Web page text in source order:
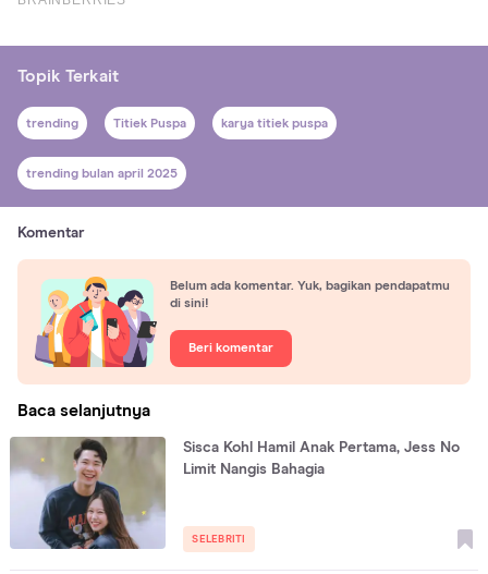
Topik Terkait
trending Titiek Puspa karya titiek puspa
trending bulan april 2025
Komentar
Belum ada komentar. Yuk, bagikan pendapatmu
di sini!
Beri komentar
Baca selanjutnya
Sisca Kohl Hamil Anak Pertama, Jess No
Limit Nangis Bahagia
SELEBRITI